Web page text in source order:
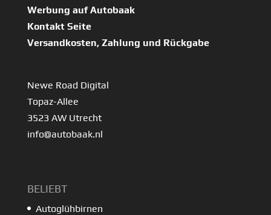
Werbung auf Autobaak
Kontakt Seite
Versandkosten, Zahlung und Rückgabe
Newe Road Digital
Topaz-Allee
3523 AW Utrecht
info@autobaak.nl
BELIEBT
Autoglühbirnen